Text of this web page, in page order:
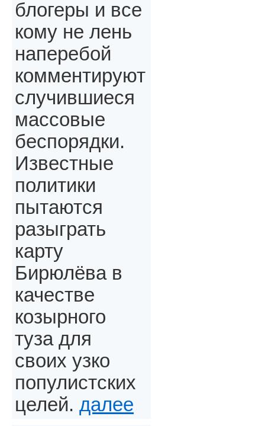
блогеры и все
кому не лень
наперебой
комментируют
случившиеся
массовые
беспорядки.
Известные
политики
пытаются
разыграть
карту
Бирюлёва в
качестве
козырного
туза для
своих узко
популистских
целей. далее